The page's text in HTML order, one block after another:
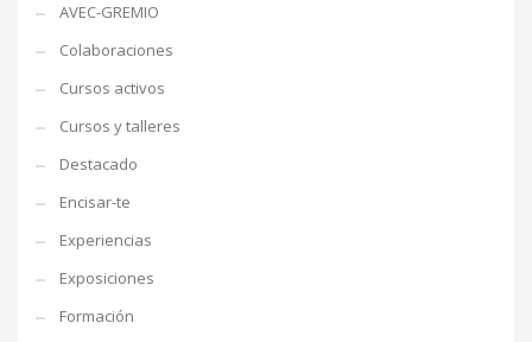
AVEC-GREMIO
Colaboraciones
Cursos activos
Cursos y talleres
Destacado
Encisar-te
Experiencias
Exposiciones
Formación